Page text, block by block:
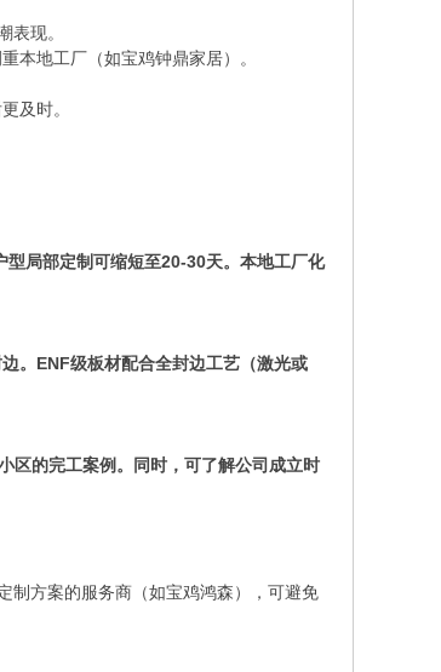
表现。
本地工厂（如宝鸡钟鼎家居）。
及时。
局部定制可缩短至20-30天。本地工厂化
。ENF级板材配合全封边工艺（激光或
区的完工案例。同时，可了解公司成立时
制方案的服务商（如宝鸡鸿森），可避免